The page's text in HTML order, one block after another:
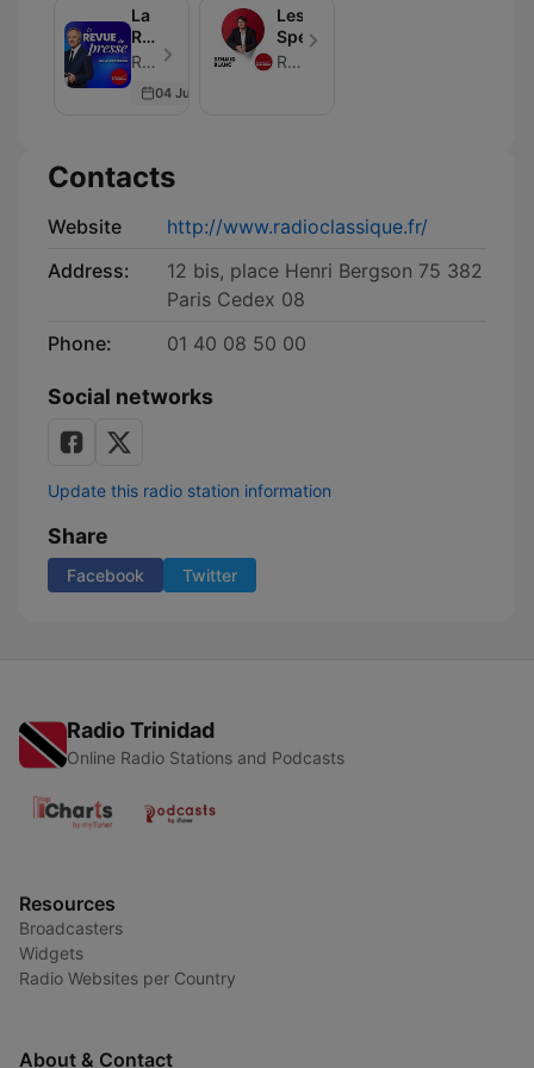
La
Revue
deRadio Classique - Episode 1433
04 Jun 2026
Les
Spécialistes
Radio Classique
Contacts
Website
http://www.radioclassique.fr/
Address:
12 bis, place Henri Bergson 75 382
Paris Cedex 08
Phone:
01 40 08 50 00
Social networks
Update this radio station information
Share
Facebook Twitter
Radio Trinidad
Online Radio Stations and Podcasts
Resources
Broadcasters
Widgets
Radio Websites per Country
About & Contact